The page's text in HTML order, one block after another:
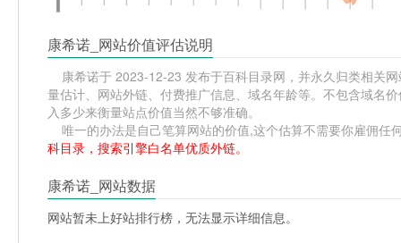
康希诺_网站价值评估说明
康希诺于 2023-12-23 发布于百科目录网，并永久归类相关
量估计、网站外链、付费推广信息、域名年龄等。不包含域名
入多少来衡量站点价值当然不够准确。
唯一的办法是自己笔算网站的价值,这个估算不需要你雇佣任
科目录，搜索引擎白名单优质外链。
康希诺_网站数据
网站暂未上好站排行榜，无法显示详细信息。